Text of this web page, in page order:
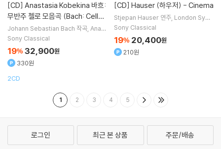
[CD]
무반주 첼로 모음곡 (Bach: Cello
Suites)
Johann Sebastian Bach 작곡 Anast
asia Kobekina연주
Sony Classical
19% 32,900원
330원
2CD
[CD] Hauser (하우저) - Cinema
Stjepan Hauser 연주 London Sym
phony Orchestra
Sony Classical
19% 20,400원
210원
1 2 3 4 5
로그인 최근 본 상품 주문/배송